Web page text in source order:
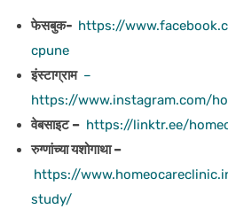
फेसबुक- https://
cpune
इंस्टाग्राम –
https://www.instagram.com/
वेबसाइट – https://linktr.ee/
रुग्णांच्या यशोगाथा –
https://
study/